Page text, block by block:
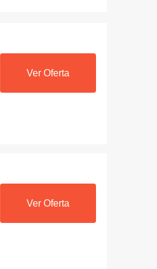
Ver Oferta
Ver Oferta